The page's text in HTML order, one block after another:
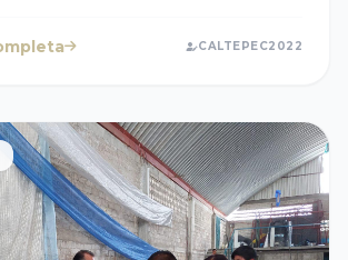
Sanitaria 10, escuchamos
CALTEPEC2022